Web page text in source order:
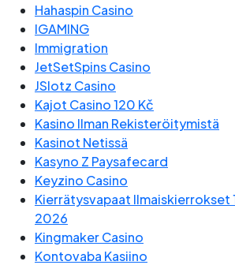
Hahaspin Casino
IGAMING
Immigration
JetSetSpins Casino
JSlotz Casino
Kajot Casino 120 Kč
Kasino Ilman Rekisteröitymistä
Kasinot Netissä
Kasyno Z Paysafecard
Keyzino Casino
Kierrätysvapaat Ilmaiskierrokset
2026
Kingmaker Casino
Kontovaba Kasiino